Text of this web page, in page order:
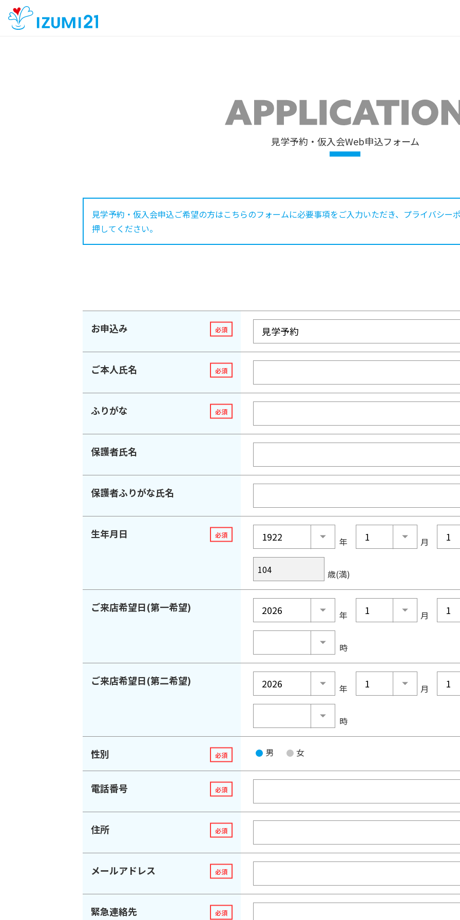
見学予約・仮入会Web申込フォーム
見学予約・仮入会申込ご希望の方はこちらのフォームに必要事項をご入力いただき、プライバシー
押してください。
お申込み 必須
ご本人氏名 必須
ふりがな 必須
保護者氏名
保護者ふりがな氏名
生年月日 必須
年 月
歳(満)
ご来店希望日(第一希望)
年 月
時
ご来店希望日(第二希望)
年 月
時
性別 必須 男 女
電話番号 必須
住所 必須
メールアドレス 必須
緊急連絡先 必須